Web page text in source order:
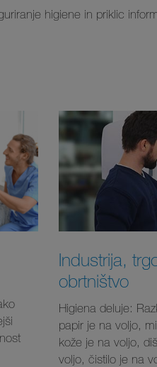
higiene in priklic
Industrija,
obrtništvo
Higiena deluje:
papir je na voljo,
kože je na voljo,
voljo, čistilo je na